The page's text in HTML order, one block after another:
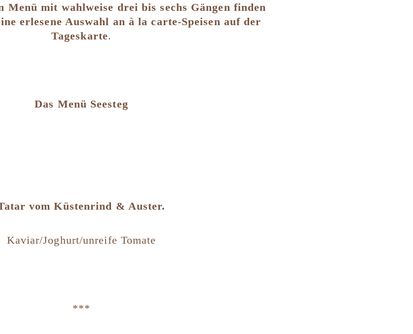
Menü mit wahlweise drei bis sechs Gängen finden
erlesene Auswahl an à la carte-Speisen auf der
Tageskarte.
Das Menü Seesteg
vom Küstenrind & Auster.
Kaviar/Joghurt/unreife Tomate
***